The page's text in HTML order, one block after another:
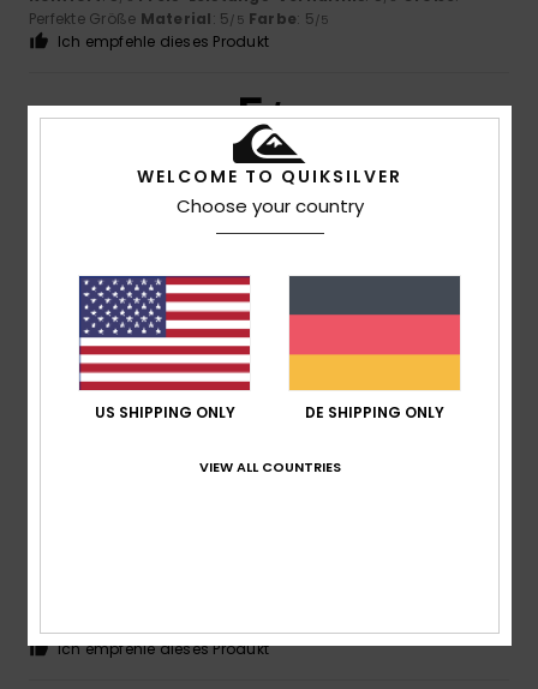
Perfekte Größe Material: 5/5 Farbe: 5/5
Ich empfehle dieses Produkt
5/5
Original anzeigen - Français
Komfort: 5/5 Preis-Leistungs-Verhältnis
Perfekte GrößeMaterial: 5/5 Farbe: 5
Ich empfehle dieses Produkt
5
Ich empfehle dieses Produkt
WELCOME TO QUIKSILVER
Choose your country
US SHIPPING ONLY DE SHIPPING ONLY
VIEW ALL COUNTRIES